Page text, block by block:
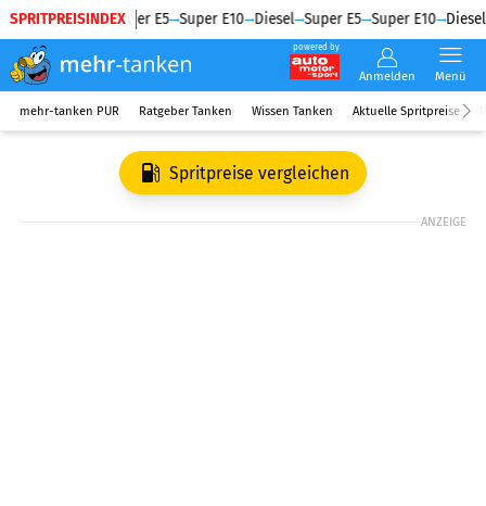
SPRITPREISINDEX
Diesel Super E5 Super E10 Diesel Super E5 Super E10 Diesel
powered by
Anmelden Menü
mehr-tanken PUR Ratgeber Tanken Wissen Tanken Aktuelle Spritpreise
Spritpreise vergleichen
ANZEIGE